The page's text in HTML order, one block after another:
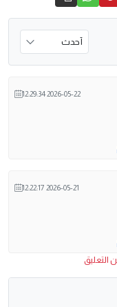
2026-05-22 12:29:34
2026-05-21 12:22:17
التعليق